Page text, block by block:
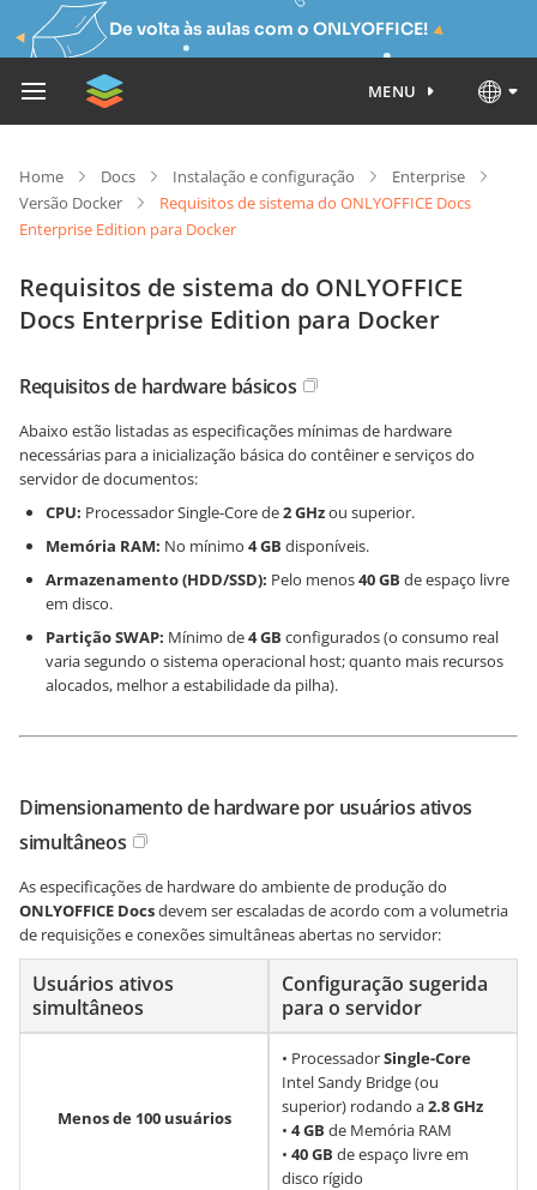
De volta às aulas com o ONLYOFFICE!
MENU
Home Docs Instalação e configuração
Enterprise
Versão Docker
Requisitos de sistema do ONLYOFFICE Docs
Enterprise Edition para Docker
Requisitos de sistema do ONLYOFFICE
Docs Enterprise Edition para Docker
Requisitos de hardware básicos
Abaixo estão listadas as especificações mínimas de hardware
necessárias para a inicialização básica do contêiner e serviços do
servidor de documentos:
CPU: Processador Single-Core de2 GHzou superior.
Memória RAM: No mínimo 4 GB disponíveis.
Armazenamento (HDD/SSD): Pelo menos40 GB de espaço livre
em disco.
Partição SWAP: Mínimo de4 GB configurados (o consumo real
varia segundo o sistema operacional host; quanto mais recursos
alocados, melhor a estabilidade da pilha).
Dimensionamento de hardware por usuários ativos
simultâneos
As especificações de hardware do ambiente de produção do
ONLYOFFICE Docsdevem ser escaladas de acordo com a volumetria
de requisições e conexões simultâneas abertas no servidor:
Usuários ativos
simultâneos
Configuração sugerida
para o servidor
Menos de 100 usuários
• ProcessadorSingle-Core
Intel Sandy Bridge (ou
superior) rodando a2.8 GHz
• 4 GB de Memória RAM
• 40 GB de espaço livre em
disco rígido